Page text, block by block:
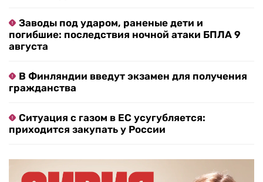
Заводы под ударом, раненые дети и
погибшие: последствия ночной атаки БПЛА 9
августа
В Финляндии введут экзамен для получения
гражданства
Ситуация с газом в ЕС усугубляется:
приходится закупать у России